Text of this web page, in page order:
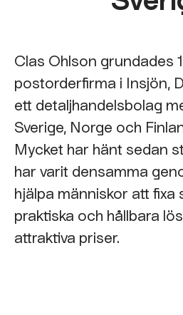
Clas Ohlson grundades
postorderfirma i Insjön,
ett detaljhandelsbolag
Sverige, Norge och
Mycket har hänt sedan
har varit densamma
hjälpa människor att fixa
praktiska och hållbara
attraktiva priser.